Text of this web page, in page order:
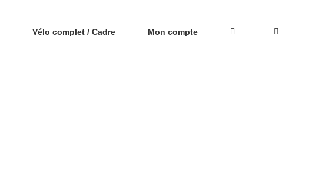
Vélo complet / Cadre Mon compte